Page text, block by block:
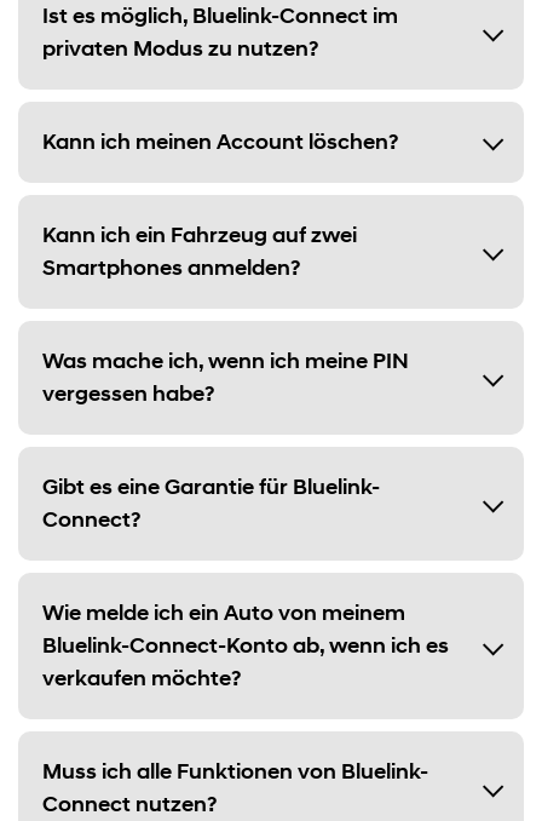
Ist es möglich, Bluelink-Connect im
privaten Modus zu nutzen?
Kann ich meinen Account löschen?
Kann ich ein Fahrzeug auf zwei
Smartphones anmelden?
Was mache ich, wenn ich meine PIN
vergessen habe?
Gibt es eine Garantie für Bluelink-
Connect?
Wie melde ich ein Auto von meinem
Bluelink-Connect-Konto ab, wenn ich es
verkaufen möchte?
Muss ich alle Funktionen von Bluelink-
Connect nutzen?